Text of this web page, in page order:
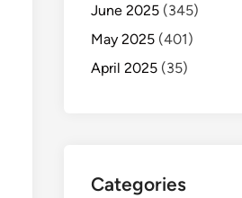
June 2025 (345)
May 2025 (401)
April 2025 (35)
Categories